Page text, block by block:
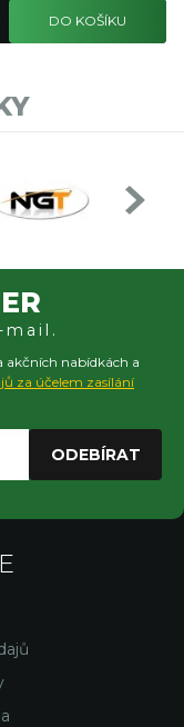
DO KOŠÍKU
mail.
akčních nabídkách a
za účelem zasílání
ODEBÍRAT